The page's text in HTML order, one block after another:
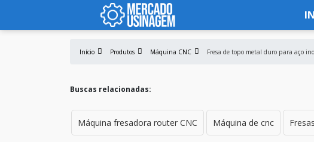
Início Produtos Máquina CNC Fresa de topo metal duro para aço
Buscas relacionadas:
Máquina fresadora router CNC Máquina de cnc